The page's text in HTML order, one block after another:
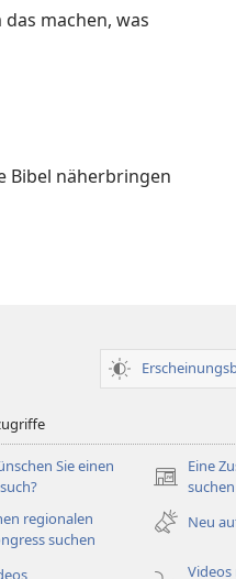
machen, was
Bibel näherbringen
Sie einen
Eine
suchen
(öffnet
neues
Fenster)
regionalen
suchen
Neu